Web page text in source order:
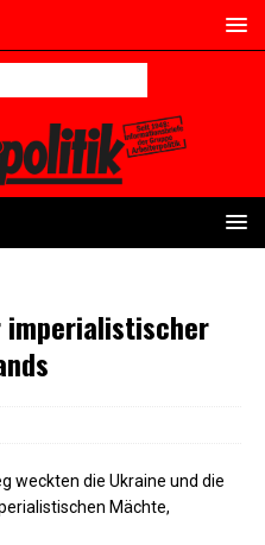
imperialistischer
weckten die Ukraine und die
Mächte,